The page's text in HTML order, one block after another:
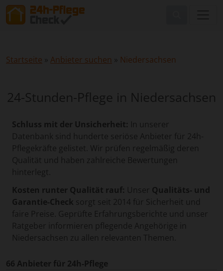
Startseite » Anbieter suchen » Niedersachsen
24-Stunden-Pflege in Niedersachsen
Schluss mit der Unsicherheit: In unserer
Datenbank sind hunderte seriöse Anbieter für 24h-
Pflegekräfte gelistet. Wir prüfen regelmäßig deren
Qualität und haben zahlreiche Bewertungen
hinterlegt.
Kosten runter Qualität rauf: Unser Qualitäts- und
Garantie-Check sorgt seit 2014 für Sicherheit und
faire Preise. Geprüfte Erfahrungsberichte und unser
Ratgeber informieren pflegende Angehörige in
Niedersachsen zu allen relevanten Themen.
66 Anbieter für 24h-Pflege